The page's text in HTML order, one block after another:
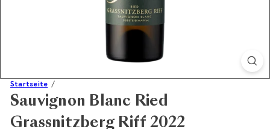
Startseite
Sauvignon Blanc Ried
Grassnitzberg Riff 2022